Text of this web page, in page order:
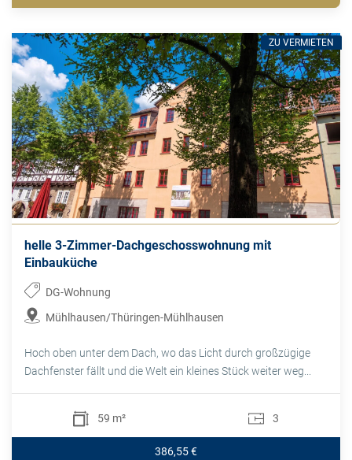
helle 3-Zimmer-Dachgeschosswohnung mit
Einbauküche
DG-Wohnung
Mühlhausen/Thüringen-Mühlhausen
Hoch oben unter dem Dach, wo das Licht durch großzügige
Dachfenster fällt und die Welt ein kleines Stück weiter weg...
59 m² 3
386,55 €
ZU VERMIETEN